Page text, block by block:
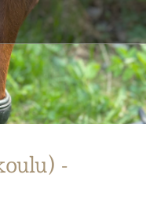
Ratsastajat
-